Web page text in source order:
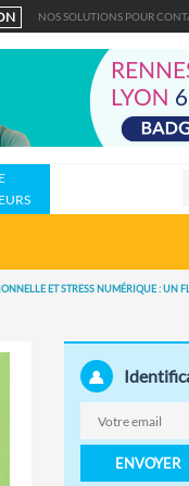
NOS SOLUTIONS POUR
ET STRESS NUMÉRIQUE : UN
ENVOYER